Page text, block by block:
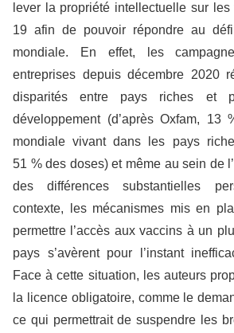
lever la propriété intellectuelle sur
19 afin de pouvoir répondre au
mondiale. En effet, les
entreprises depuis décembre 2020
disparités entre pays riches et
développement (d’après Oxfam, 13
mondiale vivant dans les pays
51 % des doses) et même au sein de
des différences substantielles
contexte, les mécanismes mis en
permettre l’accès aux vaccins à un
pays s’avèrent pour l’instant
Face à cette situation, les auteurs
la licence obligatoire, comme le
ce qui permettrait de suspendre les